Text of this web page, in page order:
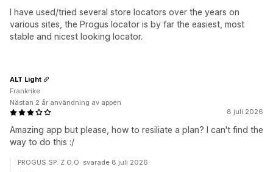
I have used/tried several store locators over the years on
various sites, the Progus locator is by far the easiest, most
stable and nicest looking locator.
8 juli 2026
Amazing app but please, how to resiliate a plan? I can't find the
way to do this :/
ALT Light
Frankrike
Nästan 2 år användning av appen
PROGUS SP. Z O.O. svarade 8 juli 2026